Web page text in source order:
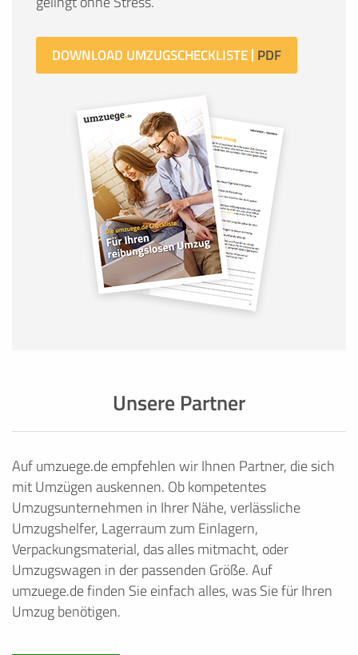
DOWNLOAD UMZUGSCHECKLISTE
Unsere Partner
Auf umzuege.de empfehlen wir Ihnen Partner, die sich
mit Umzügen auskennen. Ob kompetentes
Umzugsunternehmen in Ihrer Nähe, verlässliche
Umzugshelfer, Lagerraum zum Einlagern,
Verpackungsmaterial, das alles mitmacht, oder
Umzugswagen in der passenden Größe. Auf
umzuege.de finden Sie einfach alles, was Sie für Ihren
Umzug benötigen.